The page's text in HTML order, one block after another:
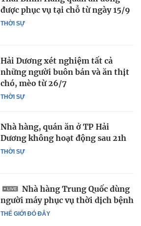
THỜI SỰ
được phục vụ tại chỗ từ ngày 15/9
THỜI SỰ
Hải Dương xét nghiệm tất cả
những người buôn bán và ăn thịt
chó, mèo từ 26/7
THỜI SỰ
Nhà hàng, quán ăn ở TP Hải
Dương không hoạt động sau 21h
THẾ GIỚI ĐÓ ĐÂY
Nhà hàng Trung Quốc dùng
người máy phục vụ thời dịch bệnh